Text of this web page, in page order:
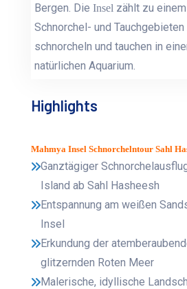
Bergen. DieInsel zählt zu
Schnorchel- und
schnorcheln und tauchen in
natürlichen Aquarium.
Highlights
Mahmya Insel Schnorchelntour Sahl
Ganztägiger
Island ab Sahl Hasheesh
Entspannung am weißen
Insel
Erkundung der
glitzernden Roten Meer
Malerische, idyllische